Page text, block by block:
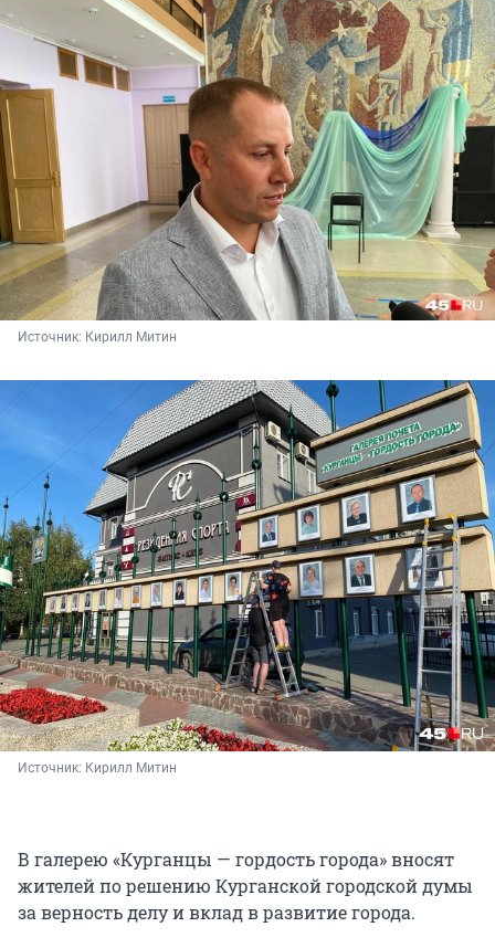
Источник: Кирилл Митин
Источник: Кирилл Митин
В галерею «Курганцы — гордость города» вносят
жителей по решению Курганской городской думы
за верность делу и вклад в развитие города.